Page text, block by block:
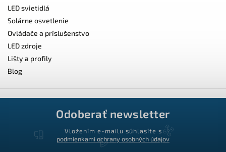
LED svietidlá
Solárne osvetlenie
Ovládače a príslušenstvo
LED zdroje
Lišty a profily
Blog
Odoberať newsletter
Vložením e-mailu súhlasíte s
podmienkami ochrany osobných údajov